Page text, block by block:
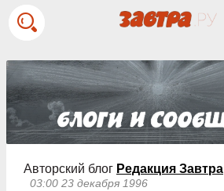
Авторский блог Редакция Завтра
03:00 23 декабря 1996